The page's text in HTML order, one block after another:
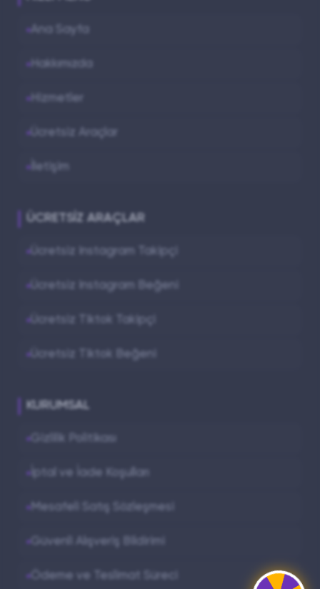
Ana Sayfa
Hizmetler
Ücretsiz Araçlar
İletişim
ÜCRETSIZ ARAÇLAR
Ücretsiz Instagram Takipçi
Ücretsiz Instagram Beğeni
Ücretsiz Tiktok Takipçi
Ücretsiz Tiktok Beğeni
KURUMSAL
Gizlilik Politikası
İptal ve İade Koşulları
Mesafeli Satış Sözleşmesi
Güvenli Alışveriş Bildirimi
Ödeme ve Teslimat Süreci